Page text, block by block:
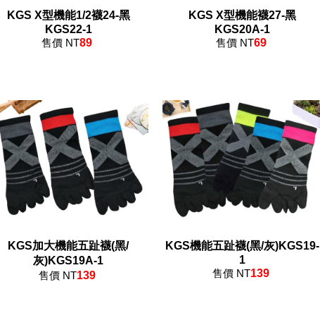
KGS X型機能1/2襪24-黑
KGS22-1
售價 NT89
KGS X型機能襪27-黑
KGS20A-1
售價 NT69
KGS加大機能五趾襪(黑/
灰)KGS19A-1
售價 NT139
KGS機能五趾襪(黑/灰)KGS19-
1
售價 NT139